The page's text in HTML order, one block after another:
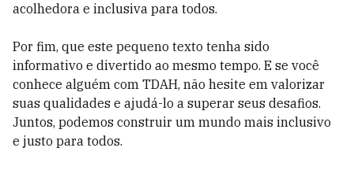
acolhedora e inclusiva para todos.
Por fim, que este pequeno texto tenha sido
informativo e divertido ao mesmo tempo. E se você
conhece alguém com TDAH, não hesite em valorizar
suas qualidades e ajudá-lo a superar seus desafios.
Juntos, podemos construir um mundo mais inclusivo
e justo para todos.